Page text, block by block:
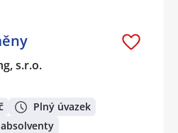
s.r.o.
Plný úvazek